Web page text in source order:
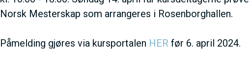
N
U
Norsk Mesterskap som arrangeres i Rosenborghallen.
Påmelding gjøres via kursportalen HER før 6. april 2024.